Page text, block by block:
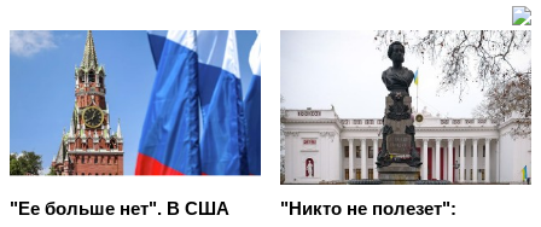
"Ее больше нет". В США
"Никто не полезет":